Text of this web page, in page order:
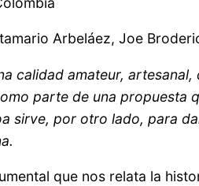
Arbeláez, Joe
calidad amateur,
parte de una propuesta
sirve, por otro lado, para
que nos relata la